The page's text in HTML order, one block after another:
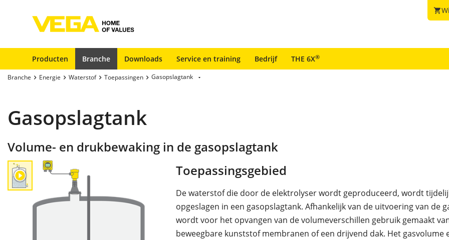
shopping_cart
Producten Branche Downloads Service en training Bedrijf THE 6X®
Branche Energie Waterstof Toepassingen Gasopslagtank
Gasopslagtank
Volume- en drukbewaking in de gasopslagtank
Toepassingsgebied
De waterstof die door de elektrolyser wordt geproduceerd, wordt
opgeslagen in een gasopslagtank. Afhankelijk van de uitvoering van de
wordt voor het opvangen van de volumeverschillen gebruik gemaakt
beweegbare kunststof membranen of een drijvend dak. Het gasvolume